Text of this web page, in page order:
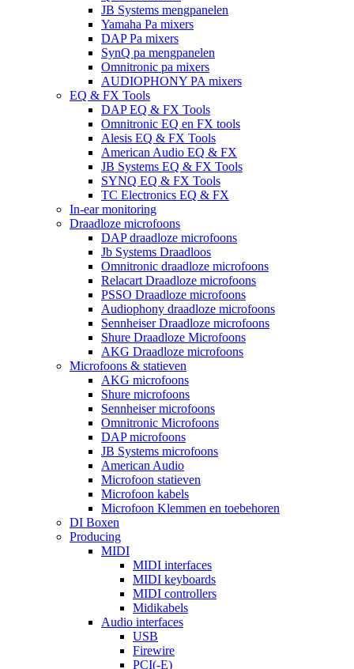
JB Systems mengpanelen
Yamaha Pa mixers
DAP Pa mixers
SynQ pa mengpanelen
Omnitronic pa mixers
AUDIOPHONY PA mixers
EQ & FX Tools
DAP EQ & FX Tools
Omnitronic EQ en FX tools
Alesis EQ & FX Tools
American Audio EQ & FX
JB Systems EQ & FX Tools
SYNQ EQ & FX Tools
TC Electronics EQ & FX
In-ear monitoring
Draadloze microfoons
DAP draadloze microfoons
Jb Systems Draadloos
Omnitronic draadloze microfoons
Relacart Draadloze microfoons
PSSO Draadloze microfoons
Audiophony draadloze microfoons
Sennheiser Draadloze microfoons
Shure Draadloze Microfoons
AKG Draadloze microfoons
Microfoons & statieven
AKG microfoons
Shure microfoons
Sennheiser microfoons
Omnitronic Microfoons
DAP microfoons
JB Systems microfoons
American Audio
Microfoon statieven
Microfoon kabels
Microfoon Klemmen en toebehoren
DI Boxen
Producing
MIDI
MIDI interfaces
MIDI keyboards
MIDI controllers
Midikabels
Audio interfaces
USB
Firewire
PCI(-E)